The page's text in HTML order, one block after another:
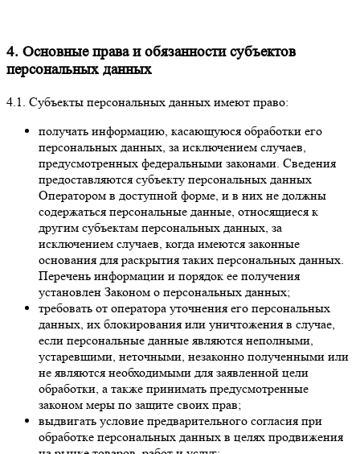
4. Основные права и обязанности субъектов
персональных данных
4.1. Субъекты персональных данных имеют право:
получать информацию, касающуюся обработки его
персональных данных, за исключением случаев,
предусмотренных федеральными законами. Сведения
предоставляются субъекту персональных данных
Оператором в доступной форме, и в них не должны
содержаться персональные данные, относящиеся к
другим субъектам персональных данных, за
исключением случаев, когда имеются законные
основания для раскрытия таких персональных данных.
Перечень информации и порядок ее получения
установлен Законом о персональных данных;
требовать от оператора уточнения его персональных
данных, их блокирования или уничтожения в случае,
если персональные данные являются неполными,
устаревшими, неточными, незаконно полученными или
не являются необходимыми для заявленной цели
обработки, а также принимать предусмотренные
законом меры по защите своих прав;
выдвигать условие предварительного согласия при
обработке персональных данных в целях продвижения